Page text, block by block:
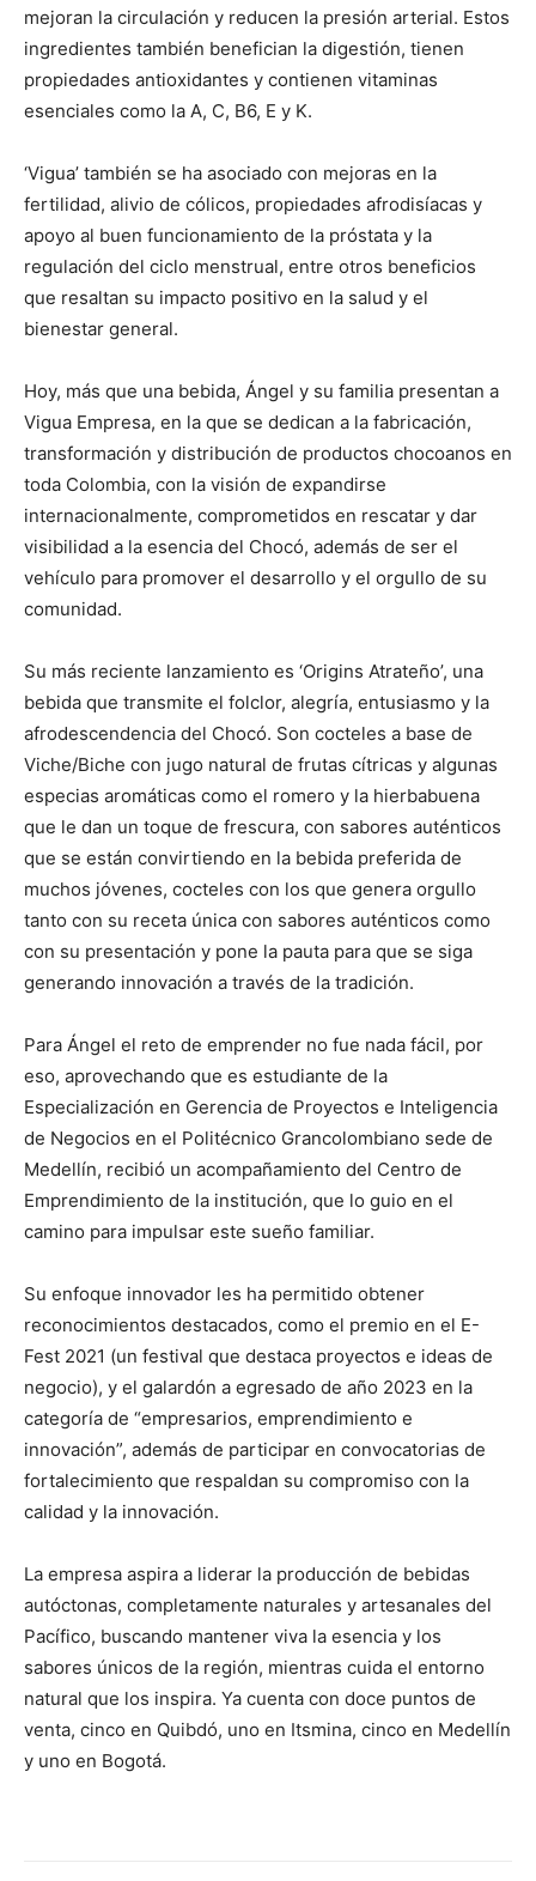
mejoran la circulación y reducen la presión arterial. Estos
ingredientes también benefician la digestión, tienen
propiedades antioxidantes y contienen vitaminas
esenciales como la A, C, B6, E y K.
‘Vigua’ también se ha asociado con mejoras en la
fertilidad, alivio de cólicos, propiedades afrodisíacas y
apoyo al buen funcionamiento de la próstata y la
regulación del ciclo menstrual, entre otros beneficios
que resaltan su impacto positivo en la salud y el
bienestar general.
Hoy, más que una bebida, Ángel y su familia presentan a
Vigua Empresa, en la que se dedican a la fabricación,
transformación y distribución de productos chocoanos en
toda Colombia, con la visión de expandirse
internacionalmente, comprometidos en rescatar y dar
visibilidad a la esencia del Chocó, además de ser el
vehículo para promover el desarrollo y el orgullo de su
comunidad.
Su más reciente lanzamiento es ‘Origins Atrateño’, una
bebida que transmite el folclor, alegría, entusiasmo y la
afrodescendencia del Chocó. Son cocteles a base de
Viche/Biche con jugo natural de frutas cítricas y algunas
especias aromáticas como el romero y la hierbabuena
que le dan un toque de frescura, con sabores auténticos
que se están convirtiendo en la bebida preferida de
muchos jóvenes, cocteles con los que genera orgullo
tanto con su receta única con sabores auténticos como
con su presentación y pone la pauta para que se siga
generando innovación a través de la tradición.
Para Ángel el reto de emprender no fue nada fácil, por
eso, aprovechando que es estudiante de la
Especialización en Gerencia de Proyectos e Inteligencia
de Negocios en el Politécnico Grancolombiano sede de
Medellín, recibió un acompañamiento del Centro de
Emprendimiento de la institución, que lo guio en el
camino para impulsar este sueño familiar.
Su enfoque innovador les ha permitido obtener
reconocimientos destacados, como el premio en el E-
Fest 2021 (un festival que destaca proyectos e ideas de
negocio), y el galardón a egresado de año 2023 en la
categoría de “empresarios, emprendimiento e
innovación”, además de participar en convocatorias de
fortalecimiento que respaldan su compromiso con la
calidad y la innovación.
La empresa aspira a liderar la producción de bebidas
autóctonas, completamente naturales y artesanales del
Pacífico, buscando mantener viva la esencia y los
sabores únicos de la región, mientras cuida el entorno
natural que los inspira. Ya cuenta con doce puntos de
venta, cinco en Quibdó, uno en Itsmina, cinco en Medellín
y uno en Bogotá.